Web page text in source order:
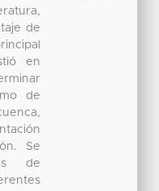
de
en
de
Se
de